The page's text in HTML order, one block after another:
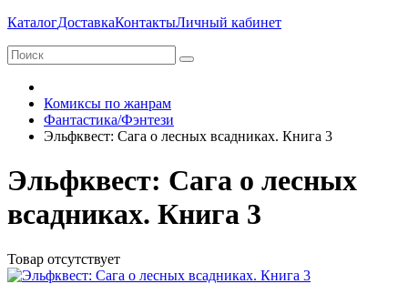
КаталогДоставкаКонтактыЛичный кабинет
Комиксы по жанрам
Фантастика/Фэнтези
Эльфквест: Сага о лесных всадниках. Книга 3
Эльфквест: Сага о лесных
всадниках. Книга 3
Товар отсутствует